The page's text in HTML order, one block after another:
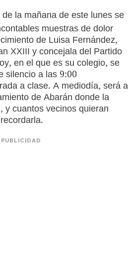
la mañana de este lunes se
muestras de dolor
de Luisa Fernández,
XXIII y concejala del Partido
en el que es su colegio, se
silencio a las 9:00
a clase. A mediodía, será a
de Abarán donde la
y cuantos vecinos quieran
PUBLICIDAD